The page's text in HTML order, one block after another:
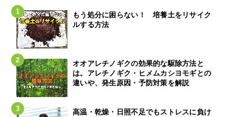
もう処分に困らない！ 培養土をリサイク
ルする方法
オオアレチノギクの効果的な駆除方法と
は。アレチノギク・ヒメムカシヨモギとの
違いや、発生原因・予防対策を解説
高温・乾燥・日照不足でもストレスに負け